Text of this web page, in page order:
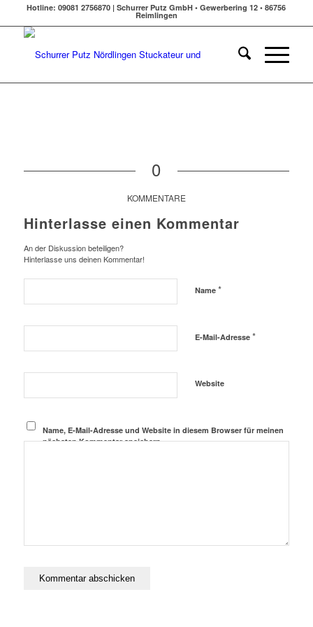
Hotline: 09081 2756870 | Schurrer Putz GmbH • Gewerbering 12 • 86756
Reimlingen
0
KOMMENTARE
Hinterlasse einen Kommentar
An der Diskussion beteiligen?
Hinterlasse uns deinen Kommentar!
Name *
E-Mail-Adresse *
Website
Name, E-Mail-Adresse und Website in diesem Browser für meinen
nächsten Kommentar speichern.